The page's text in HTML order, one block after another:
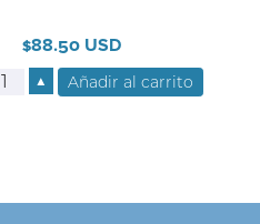
$88.50 USD
▲